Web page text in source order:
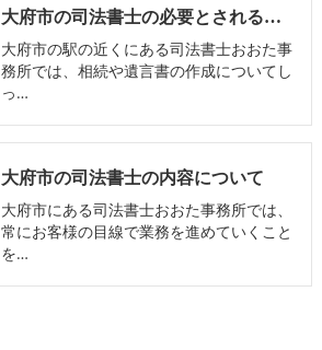
大府市の司法書士の必要とされる理由
大府市の駅の近くにある司法書士おおた事
務所では、相続や遺言書の作成についてし
っ…
大府市の司法書士の内容について
大府市にある司法書士おおた事務所では、
常にお客様の目線で業務を進めていくこと
を…